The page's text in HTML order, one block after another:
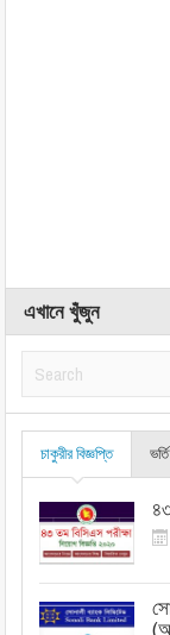
এখানে খুঁজুন
চাকুরীর বিজ্ঞপ্তি